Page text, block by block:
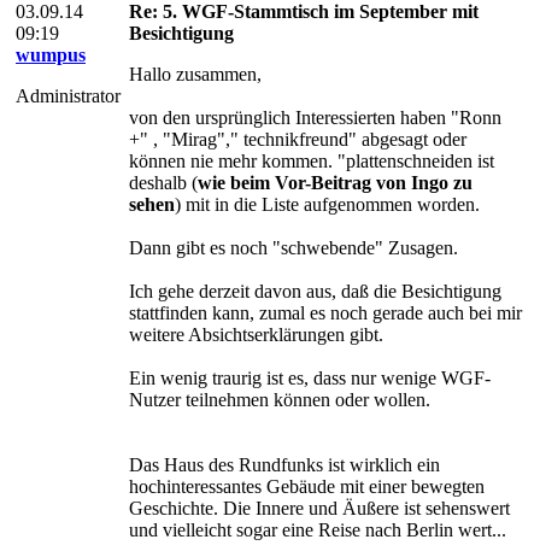
03.09.14
09:19
wumpus
Administrator
Re: 5. WGF-Stammtisch im September mit
Besichtigung
Hallo zusammen,
von den ursprünglich Interessierten haben "Ronn
+" , "Mirag"," technikfreund" abgesagt oder
können nie mehr kommen. "plattenschneiden ist
deshalb (wie beim Vor-Beitrag von Ingo zu
sehen) mit in die Liste aufgenommen worden.
Dann gibt es noch "schwebende" Zusagen.
Ich gehe derzeit davon aus, daß die Besichtigung
stattfinden kann, zumal es noch gerade auch bei mir
weitere Absichtserklärungen gibt.
Ein wenig traurig ist es, dass nur wenige WGF-
Nutzer teilnehmen können oder wollen.
Das Haus des Rundfunks ist wirklich ein
hochinteressantes Gebäude mit einer bewegten
Geschichte. Die Innere und Äußere ist sehenswert
und vielleicht sogar eine Reise nach Berlin wert...